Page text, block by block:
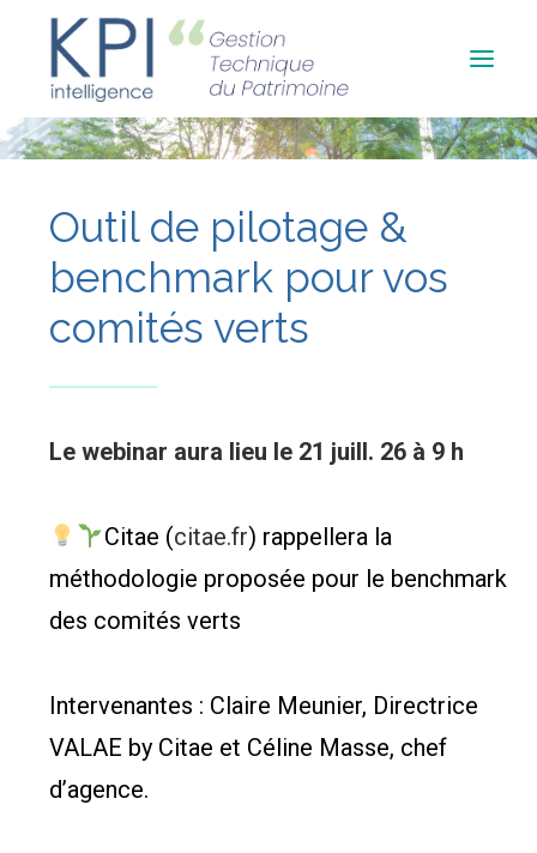
Qui sommes-nous ?
Contact
Outil de pilotage &
benchmark pour vos
comités verts
Le webinar aura lieu le 21 juill. 26 à 9 h
Citae (citae.fr) rappellera la
méthodologie proposée pour le benchmark
des comités verts
Intervenantes : Claire Meunier, Directrice
VALAE by Citae et Céline Masse, chef
d’agence.